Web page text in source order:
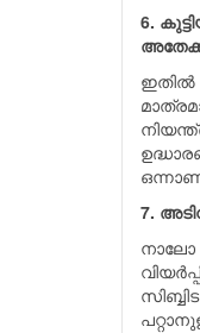
6.
ഇതില്‍
7.